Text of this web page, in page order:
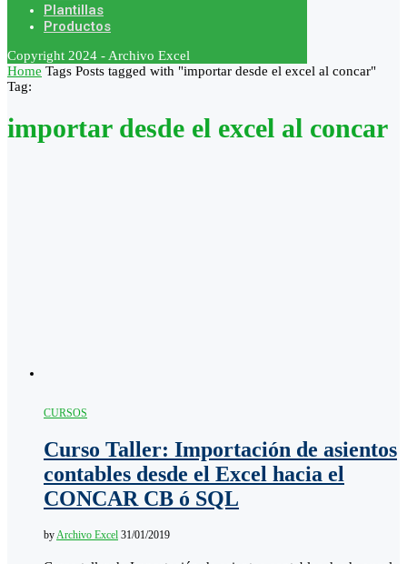
Plantillas
Productos
Copyright 2024 - Archivo Excel
Home Tags Posts tagged with "importar desde el excel al concar"
Tag:
importar desde el excel al concar
CURSOS
Curso Taller: Importación de asientos
contables desde el Excel hacia el
CONCAR CB ó SQL
by Archivo Excel 31/01/2019